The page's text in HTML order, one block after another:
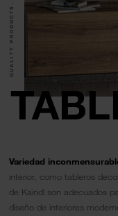
QUALITY PRODUCTS.
Variedad
interior, como tableros
de Kaindl son adecuados
diseño de interiores